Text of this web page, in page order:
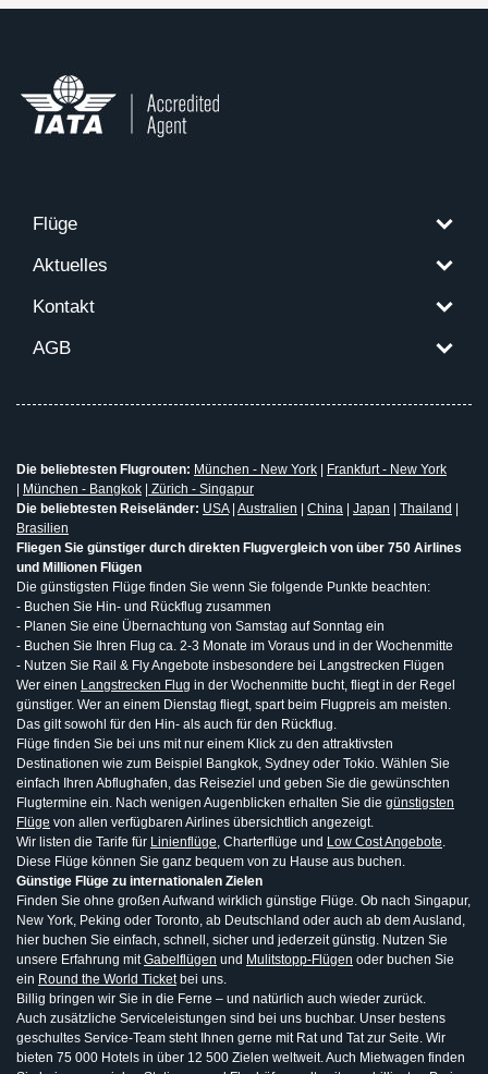
Flüge
Aktuelles
Kontakt
AGB
Die beliebtesten Flugrouten: München - New York
Frankfurt - New York
München - Bangkok
Zürich - Singapur
Die beliebtesten Reiseländer: USA| Australien China Japan Thailand
Brasilien
Fliegen Sie günstiger durch direkten Flugvergleich von über 750 Airlines
und Millionen Flügen
Die günstigsten Flüge finden Sie wenn Sie folgende Punkte beachten:
- Buchen Sie Hin- und Rückflug zusammen
- Planen Sie eine Übernachtung von Samstag auf Sonntag ein
- Buchen Sie Ihren Flug ca. 2-3 Monate im Voraus und in der Wochenmitte
- Nutzen Sie Rail & Fly Angebote insbesondere bei Langstrecken Flügen
Wer einen Langstrecken Flug in der Wochenmitte bucht, fliegt in der Regel
günstiger. Wer an einem Dienstag fliegt, spart beim Flugpreis am meisten.
Das gilt sowohl für den Hin- als auch für den Rückflug.
Flüge finden Sie bei uns mit nur einem Klick zu den attraktivsten
Destinationen wie zum Beispiel Bangkok, Sydney oder Tokio. Wählen Sie
einfach Ihren Abflughafen, das Reiseziel und geben Sie die gewünschten
Flugtermine ein. Nach wenigen Augenblicken erhalten Sie die günstigsten
Flüge von allen verfügbaren Airlines übersichtlich angezeigt.
Wir listen die Tarife für Linienflüge, Charterflüge und Low Cost Angebote.
Diese Flüge können Sie ganz bequem von zu Hause aus buchen.
Günstige Flüge zu internationalen Zielen
Finden Sie ohne großen Aufwand wirklich günstige Flüge. Ob nach Singapur,
New York, Peking oder Toronto, ab Deutschland oder auch ab dem Ausland,
hier buchen Sie einfach, schnell, sicher und jederzeit günstig. Nutzen Sie
unsere Erfahrung mitGabelflügen und Mulitstopp-Flügen oder buchen Sie
ein Round the World Ticketbei uns.
Billig bringen wir Sie in die Ferne – und natürlich auch wieder zurück.
Auch zusätzliche Serviceleistungen sind bei uns buchbar. Unser bestens
geschultes Service-Team steht Ihnen gerne mit Rat und Tat zur Seite. Wir
bieten 75 000 Hotels in über 12 500 Zielen weltweit. Auch Mietwagen finden